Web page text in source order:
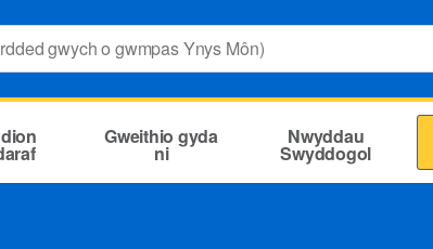
Gweithio gyda
ni
Nwyddau
Swyddogol